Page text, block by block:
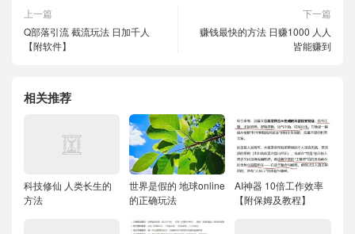
上一篇
Q部落引流 截流玩法 日加千人
【附软件】
下一篇
赚钱最快的方法 日赚1000 人人
皆能赚到
相关推荐
科技修仙 人类长生的
方法
世界是假的 地球online
的正确玩法
AI神器 10倍工作效率
【附保姆及教程】